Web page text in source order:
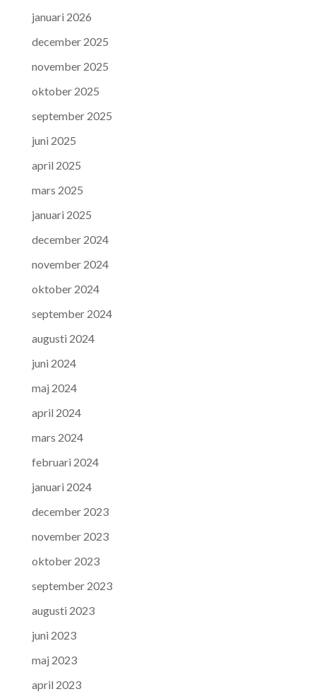
januari 2026
december 2025
november 2025
oktober 2025
september 2025
juni 2025
april 2025
mars 2025
januari 2025
december 2024
november 2024
oktober 2024
september 2024
augusti 2024
juni 2024
maj 2024
april 2024
mars 2024
februari 2024
januari 2024
december 2023
november 2023
oktober 2023
september 2023
augusti 2023
juni 2023
maj 2023
april 2023